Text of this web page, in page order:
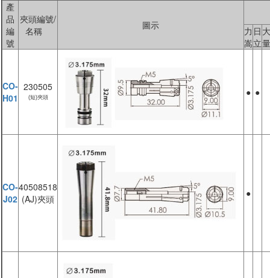
產
品
編
號
夾頭編號/
名稱
圖示
力
嵩
日
立
大
量
CO-
H01
230505
(短)夾頭 ● ●
CO-
J02
40508518
(AJ)夾頭
●